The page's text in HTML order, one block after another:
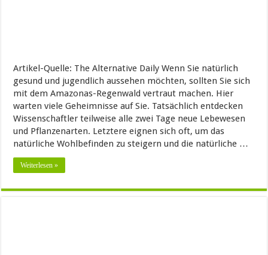
Artikel-Quelle: The Alternative Daily Wenn Sie natürlich
gesund und jugendlich aussehen möchten, sollten Sie sich
mit dem Amazonas-Regenwald vertraut machen. Hier
warten viele Geheimnisse auf Sie. Tatsächlich entdecken
Wissenschaftler teilweise alle zwei Tage neue Lebewesen
und Pflanzenarten. Letztere eignen sich oft, um das
natürliche Wohlbefinden zu steigern und die natürliche …
Weiterlesen »